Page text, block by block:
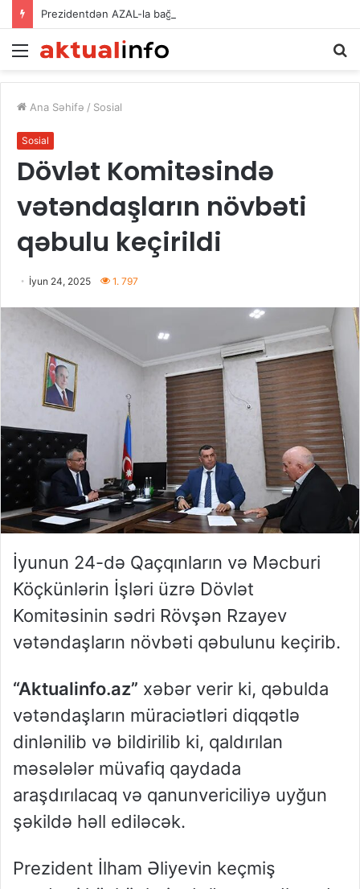
Prezidentdən AZAL-la bağlı FƏRMAN
Menu
Ana Səhifə / Sosial
Sosial
Dövlət Komitəsində
vətəndaşların növbəti
qəbulu keçirildi
İyun 24, 2025 1. 797
İyunun 24-də Qaçqınların və Məcburi
Köçkünlərin İşləri üzrə Dövlət
Komitəsinin sədri Rövşən Rzayev
vətəndaşların növbəti qəbulunu keçirib.
“Aktualinfo.az” xəbər verir ki, qəbulda
vətəndaşların müraciətləri diqqətlə
dinlənilib və bildirilib ki, qaldırılan
məsələlər müvafiq qaydada
araşdırılacaq və qanunvericiliyə uyğun
şəkildə həll ediləcək.
Prezident İlham Əliyevin keçmiş